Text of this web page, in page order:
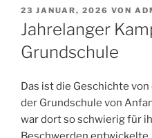
V
E
R
Ö
F
E
T
L
I
23 JANUAR, 2026 VON
Jahrelanger
Grundschule
Das ist die Geschichte
der Grundschule von
war dort so schwierig für